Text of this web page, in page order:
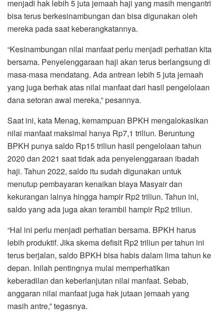
menjadi hak lebih 5 juta jemaah haji yang masih mengantri
bisa terus berkesinambungan dan bisa digunakan oleh
mereka pada saat keberangkatannya.
“Kesinambungan nilai manfaat perlu menjadi perhatian kita
bersama. Penyelenggaraan haji akan terus berlangsung di
masa-masa mendatang. Ada antrean lebih 5 juta jemaah
yang juga berhak atas nilai manfaat dari hasil pengelolaan
dana setoran awal mereka,” pesannya.
Saat ini, kata Menag, kemampuan BPKH mengalokasikan
nilai manfaat maksimal hanya Rp7,1 triliun. Beruntung
BPKH punya saldo Rp15 triliun hasil pengelolaan tahun
2020 dan 2021 saat tidak ada penyelenggaraan ibadah
haji. Tahun 2022, saldo itu sudah digunakan untuk
menutup pembayaran kenaikan biaya Masyair dan
kekurangan lainya hingga hampir Rp2 triliun. Tahun ini,
saldo yang ada juga akan terambil hampir Rp2 triliun.
“Hal ini perlu menjadi perhatian bersama. BPKH harus
lebih produktif. Jika skema defisit Rp2 triliun per tahun ini
terus berjalan, saldo BPKH bisa habis dalam lima tahun ke
depan. Inilah pentingnya mulai memperhatikan
keberadilan dan keberlanjutan nilai manfaat. Sebab,
anggaran nilai manfaat juga hak jutaan jemaah yang
masih antre,” tegasnya.